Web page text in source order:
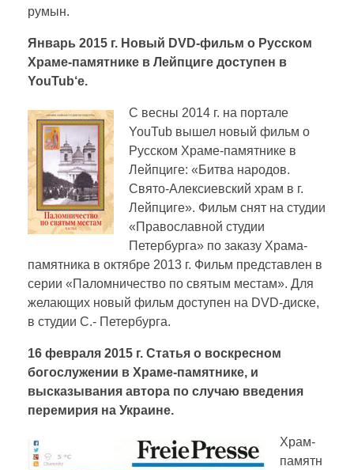
УКРАЇНСЬКА
日本語
румын.
Январь 2015 г. Новый DVD-фильм о Русском
Храме-памятнике в Лейпциге доступен в
YouTub‘e.
С весны 2014 г. на портале
YouTub вышел новый фильм о
Русском Храме-памятнике в
Лейпциге: «Битва народов.
Свято-Алексиевский храм в г.
Лейпциге». Фильм снят на студии
«Православной студии
Петербурга» по заказу Храма-
памятника в октябре 2013 г. Фильм представлен в
серии «Паломничество по святым местам». Для
желающих новый фильм доступен на DVD-диске,
в студии С.- Петербурга.
16 февраля 2015 г. Статья о воскресном
богослужении в Храме-памятнике, и
высказывания автора по случаю введения
перемирия на Украине.
Храм-
памятн